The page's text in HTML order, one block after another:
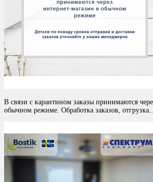
В связи с карантином заказы принимаются
обычном режиме. Обработка заказов,